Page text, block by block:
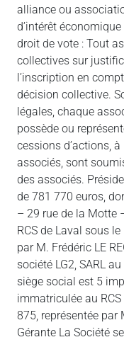
alliance ou
d’intérêt
droit de vote : Tout
collectives sur
l’inscription en
décision collective.
légales, chaque
possède ou
cessions d’actions,
associés, sont
des associés.
de 781 770 euros,
– 29 rue de la Motte
RCS de Laval sous
par M. Frédéric LE
société LG2, SARL
siège social est 5
immatriculée au
875, représentée par
Gérante La Société